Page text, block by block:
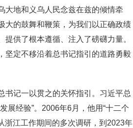
大地和义乌人民念兹在兹的倾情牵
大的鼓舞和鞭策，为我们以正确政绩
供了根本遵循、注入了磅礴力量。
坚定不移沿着总书记指引的道路勇毅
记一以贯之的关怀指引。习近平总
展经验”。2006年6月，他用“十二个
浙江工作期间的多次调研，到2023年